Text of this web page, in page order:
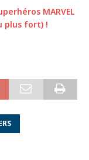
MARVEL
plus fort) !